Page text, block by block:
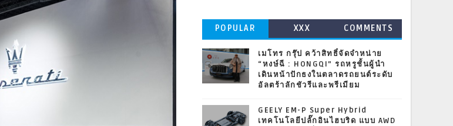
POPULAR XXX COMMENTS
เมโทร กรุ๊ป คว้าสิทธิ์จัดจำหน่าย
“หงษ์ฉี : HONGQI” รถหรูชั้นผู้นำ
เดินหน้าปักธงในตลาดรถยนต์ระดับ
อัลตร้าลักชัวรีและพรีเมียม
GEELY EM-P Super Hybrid
เทคโนโลยีปลั๊กอินไฮบริด แบบ AWD